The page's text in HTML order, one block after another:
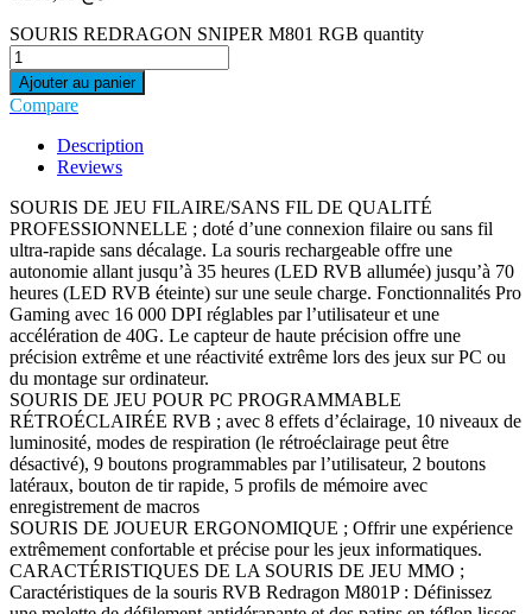
SOURIS REDRAGON SNIPER M801 RGB quantity
Ajouter au panier
Compare
Description
Reviews
SOURIS DE JEU FILAIRE/SANS FIL DE QUALITÉ
PROFESSIONNELLE ; doté d’une connexion filaire ou sans fil
ultra-rapide sans décalage. La souris rechargeable offre une
autonomie allant jusqu’à 35 heures (LED RVB allumée) jusqu’à 70
heures (LED RVB éteinte) sur une seule charge. Fonctionnalités Pro
Gaming avec 16 000 DPI réglables par l’utilisateur et une
accélération de 40G. Le capteur de haute précision offre une
précision extrême et une réactivité extrême lors des jeux sur PC ou
du montage sur ordinateur.
SOURIS DE JEU POUR PC PROGRAMMABLE
RÉTROÉCLAIRÉE RVB ; avec 8 effets d’éclairage, 10 niveaux de
luminosité, modes de respiration (le rétroéclairage peut être
désactivé), 9 boutons programmables par l’utilisateur, 2 boutons
latéraux, bouton de tir rapide, 5 profils de mémoire avec
enregistrement de macros
SOURIS DE JOUEUR ERGONOMIQUE ; Offrir une expérience
extrêmement confortable et précise pour les jeux informatiques.
CARACTÉRISTIQUES DE LA SOURIS DE JEU MMO ;
Caractéristiques de la souris RVB Redragon M801P : Définissez